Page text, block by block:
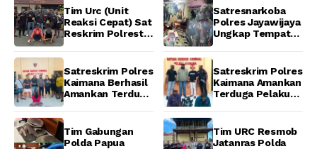
Pelaku Pencurian
di SMA
Sanawesen
Kasus Tindak
Pidana Narkotika
Golongan I Jenis
Shabu di SP 4
Tim Urc (Unit
Reaksi Cepat) Sat
Reskrim Polresta
2 Pelaku
Pengeroyokan di
Taman Ria kab.
Manokwari
Satresnarkoba
Polres Jayawijaya
Ungkap Tempat
Wamena
Satreskrim Polres
Kaimana Berhasil
Amankan Terduga
Menggunakan
Senjata Tajam
Satreskrim Polres
Kaimana Amankan
Terduga Pelaku
Unit Barang Bukti
Berhasil
Tim Gabungan
Polda Papua
Tim URC Resmob
Jatanras Polda